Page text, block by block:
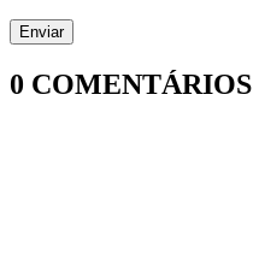
0 COMENTÁRIOS